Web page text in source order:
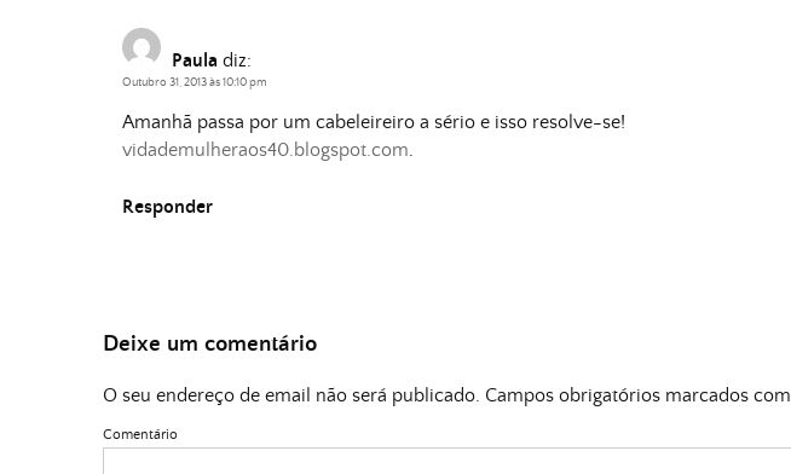
Paula diz:
Outubro 31, 2013 às 10:10 pm
Amanhã passa por um cabeleireiro a sério e isso resolve-se!
vidademulheraos40.blogspot.com.
Responder
Deixe um comentário
O seu endereço de email não será publicado. Campos obrigatórios marcados com
Comentário